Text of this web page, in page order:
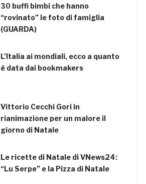
30 buffi bimbi che hanno
“rovinato” le foto di famiglia
(GUARDA)
L’Italia ai mondiali, ecco a quanto
è data dai bookmakers
Vittorio Cecchi Gori in
rianimazione per un malore il
giorno di Natale
Le ricette di Natale di VNews24:
“Lu Serpe” e la Pizza di Natale